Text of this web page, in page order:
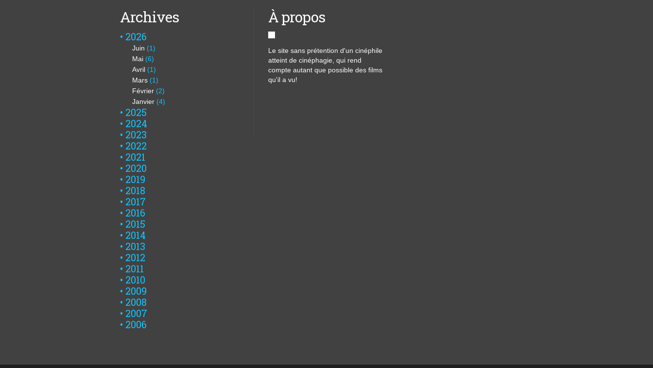
Archives
2026
Juin (1)
Mai (6)
Avril (1)
Mars (1)
Février (2)
Janvier (4)
2025
2024
2023
2022
2021
2020
2019
2018
2017
2016
2015
2014
2013
2012
2011
2010
2009
2008
2007
2006
À propos
Le site sans prétention d'un cinéphile
atteint de cinéphagie, qui rend
compte autant que possible des films
qu'il a vu!